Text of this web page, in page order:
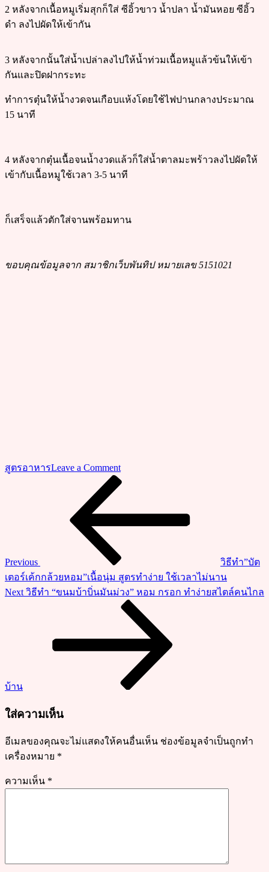
2 หลังจากเนื้อหมูเริ่มสุกก็ใส่ ซีอิ้วขาว น้ำปลา น้ำมันหอย ซีอิ้ว
ดำ ลงไปผัดให้เข้ากัน
3 หลังจากนั้นใส่น้ำเปล่าลงไปให้น้ำท่วมเนื้อหมูแล้วข้นให้เข้า
กันและปิดฝากระทะ
ทำการตุ๋นให้น้ำงวดจนเกือบแห้งโดยใช้ไฟปานกลางประมาณ
15 นาที
4 หลังจากตุ๋นเนื้อจนน้ำงวดแล้วก็ใส่น้ำตาลมะพร้าวลงไปผัดให้
เข้ากับเนื้อหมูใช้เวลา 3-5 นาที
ก็เสร็จแล้วตักใส่จานพร้อมทาน
ขอบคุณข้อมูลจาก สมาชิกเว็บพันทิป หมายเลข 5151021
สูตรอาหารLeave a Commenton
สูตร
แข็ง
หอม
หวาน
อร่อย
Previous
วิธีทำ”บัต
เตอร์เค้กกล้วยหอม”เนื้อนุ่ม สูตรทำง่าย ใช้เวลาไม่นาน
Next
Post
Next วิธีทำ “ขนมบ้าบิ่นมันม่วง” หอม กรอก ทำง่ายสไตล์คนไกล
บ้าน
ใส่ความเห็น
อีเมลของคุณจะไม่แสดงให้คนอื่นเห็น ช่องข้อมูลจำเป็นถูกทำ
เครื่องหมาย *
ความเห็น *